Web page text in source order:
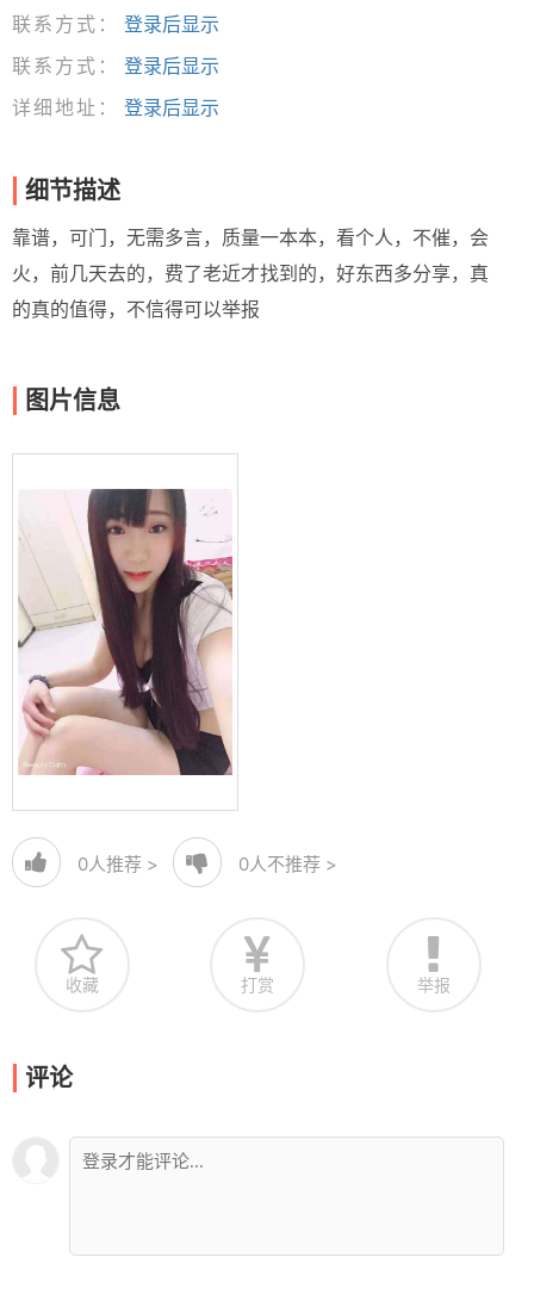
联系方式：
登录后显示
联系方式：
登录后显示
详细地址：
登录后显示
细节描述
靠谱，可门，无需多言，质量一本本，看个人，不催，会
火，前几天去的，费了老近才找到的，好东西多分享，真
的真的值得，不信得可以举报
图片信息
0人推荐 > 0人不推荐 >
收藏 打赏 举报
评论